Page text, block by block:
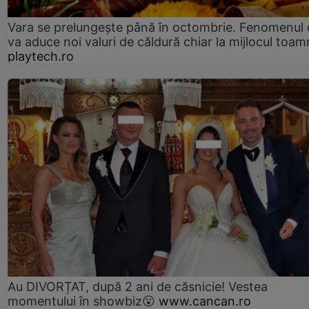
Vara se prelungeşte până în octombrie. Fenomenul
va aduce noi valuri de căldură chiar la mijlocul
playtech.ro
Au DIVORȚAT, după 2 ani de căsnicie! Vestea
momentului în showbiz😮 www.cancan.ro